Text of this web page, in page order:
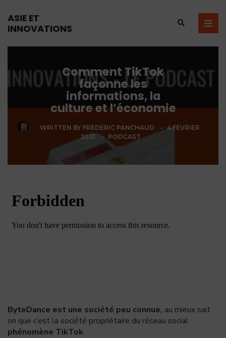
ASIE ET
INNOVATIONS
Comment TikTok
façonne les
informations, la
culture et l’économie
WRITTEN BY FREDERIC PANCHAUD • 4 FÉVRIER
2021
• PODCAST
ByteDance est une société peu connue, au mieux sait
on que c’est la société propriétaire du réseau social
phénomène TikTok